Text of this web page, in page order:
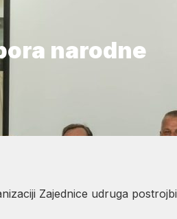
narodne
Zajednice udruga postrojbi